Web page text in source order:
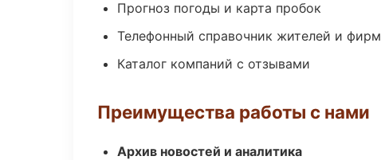
Прогноз погоды и карта пробок
Телефонный справочник жителей и фирм
Каталог компаний с отзывами
Преимущества работы с нами
Архив новостей и аналитика